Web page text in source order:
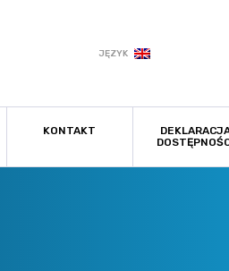
JĘZYK
KONTAKT